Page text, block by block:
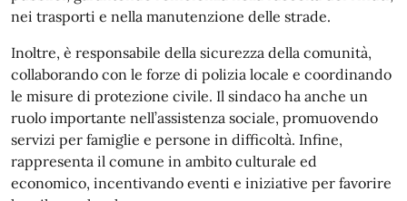
nei trasporti e nella manutenzione delle strade.
Inoltre, è responsabile della sicurezza della comunità,
collaborando con le forze di polizia locale e coordinando
le misure di protezione civile. Il sindaco ha anche un
ruolo importante nell’assistenza sociale, promuovendo
servizi per famiglie e persone in difficoltà. Infine,
rappresenta il comune in ambito culturale ed
economico, incentivando eventi e iniziative per favorire